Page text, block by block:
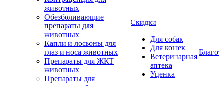
животных
Обезболивающие
препараты для
животных
Капли и лосьоны для
глаз и носа животных
Препараты для ЖКТ
животных
Препараты для
Скидки
Для собак
Для кошек
Ветеринарная
аптека
Уценка